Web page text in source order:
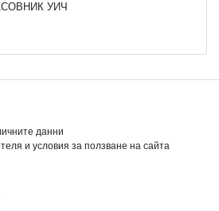
УИЧ
данни
и условия за ползване на сайта